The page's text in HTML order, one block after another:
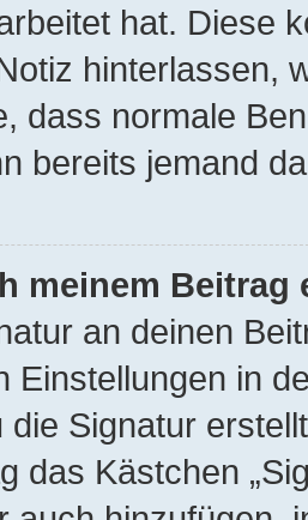
hat. Diese
hinterlassen,
dass normale
bereits jemand
meinem
an deinen
Einstellungen in
die Signatur
das Kästchen